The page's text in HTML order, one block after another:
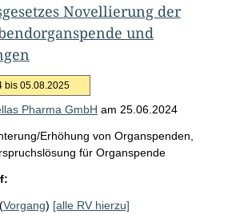
Novellierung der
und
bis 05.08.2025
Pharma GmbH am 25.06.2024
Erhöhung von Organspenden,
für Organspende
(Vorgang) [alle RV hierzu]